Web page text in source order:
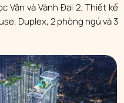
Vân và Vành Đai 2. Thiết kế
Duplex, 2 phòng ngủ và 3